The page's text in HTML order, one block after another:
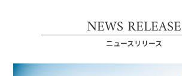
NEWS RELEASE
ニュースリリース